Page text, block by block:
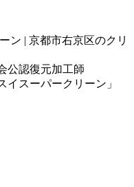
公認復元加工師
スーパークリーン」